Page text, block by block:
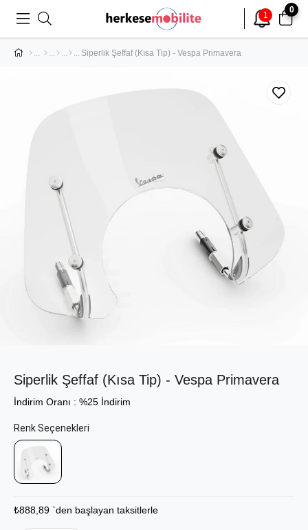
0
1
Siperlik Şeffaf (Kısa Tip) - Vespa Primavera
Siperlik Şeffaf (Kısa Tip) - Vespa Primavera
İndirim Oranı : %25 İndirim
₺888,89 `den başlayan taksitlerle